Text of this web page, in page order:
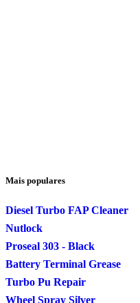
Mais populares
Diesel Turbo FAP Cleaner
Nutlock
Proseal 303 - Black
Battery Terminal Grease
Turbo Pu Repair
Wheel Spray Silver